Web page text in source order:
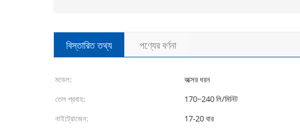
বিস্তারিত তথ্য পণ্যের বর্ণনা
মডেল: বক্সের ধরন
তেল প্রবাহ:
170~240 লি/মিনিট
নাইট্রোজেন:
17-20 বার